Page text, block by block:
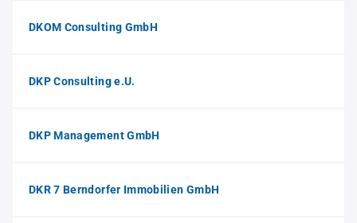
DKOM Consulting GmbH
DKP Consulting e.U.
DKP Management GmbH
DKR 7 Berndorfer Immobilien GmbH